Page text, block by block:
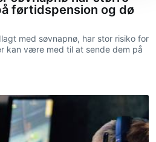
førtidspension og dø
med søvnapnø, har stor risiko for
kan være med til at sende dem på